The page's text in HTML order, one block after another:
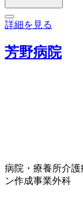
詳細を見る
芳野病院
病院・療養所介護
ン作成事業外科